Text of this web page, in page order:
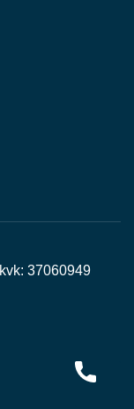
kvk: 37060949